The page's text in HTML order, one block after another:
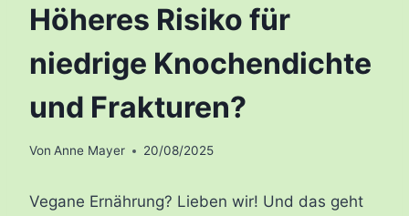
Höheres Risiko für
niedrige Knochendichte
und Frakturen?
Von Anne Mayer 20/08/2025
Vegane Ernährung? Lieben wir! Und das geht